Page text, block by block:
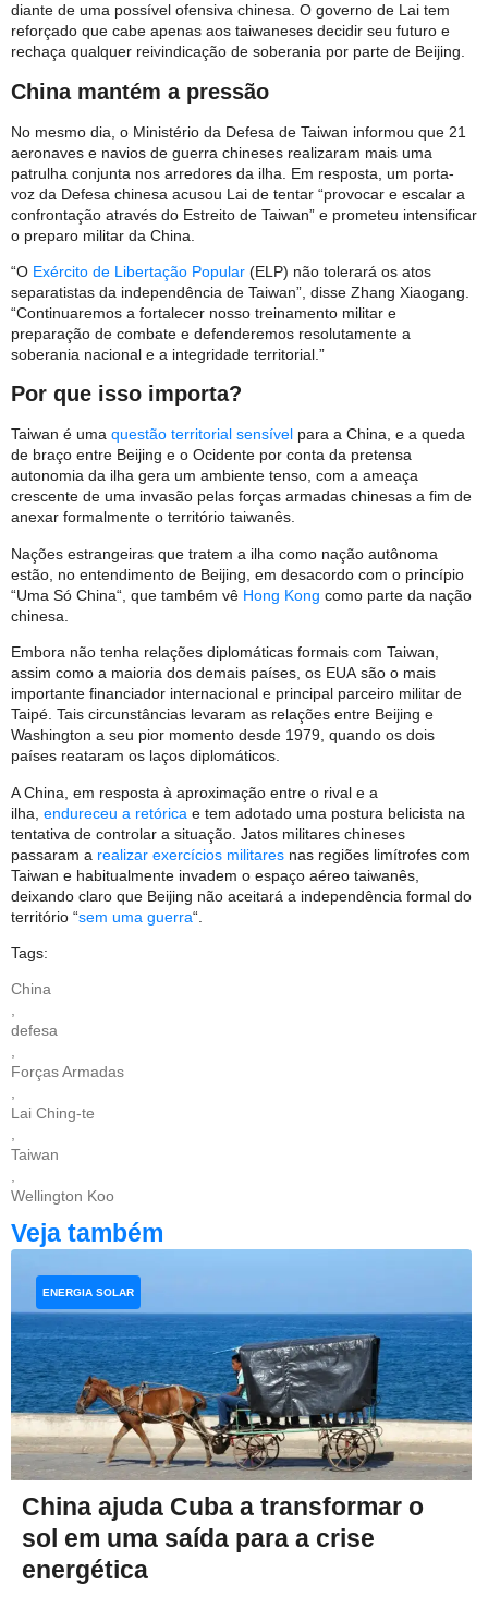
diante de uma possível ofensiva chinesa. O governo de Lai tem
reforçado que cabe apenas aos taiwaneses decidir seu futuro e
rechaça qualquer reivindicação de soberania por parte de Beijing.
China mantém a pressão
No mesmo dia, o Ministério da Defesa de Taiwan informou que 21
aeronaves e navios de guerra chineses realizaram mais uma
patrulha conjunta nos arredores da ilha. Em resposta, um porta-
voz da Defesa chinesa acusou Lai de tentar “provocar e escalar a
confrontação através do Estreito de Taiwan” e prometeu intensificar
o preparo militar da China.
“O Exército de Libertação Popular (ELP) não tolerará os atos
separatistas da independência de Taiwan”, disse Zhang Xiaogang.
“Continuaremos a fortalecer nosso treinamento militar e
preparação de combate e defenderemos resolutamente a
soberania nacional e a integridade territorial.”
Por que isso importa?
Taiwan é uma questão territorial sensível para a China, e a queda
de braço entre Beijing e o Ocidente por conta da pretensa
autonomia da ilha gera um ambiente tenso, com a ameaça
crescente de uma invasão pelas forças armadas chinesas a fim de
anexar formalmente o território taiwanês.
Nações estrangeiras que tratem a ilha como nação autônoma
estão, no entendimento de Beijing, em desacordo com o princípio
“Uma Só China“, que também vê Hong Kong como parte da nação
chinesa.
Embora não tenha relações diplomáticas formais com Taiwan,
assim como a maioria dos demais países, os EUA são o mais
importante financiador internacional e principal parceiro militar de
Taipé. Tais circunstâncias levaram as relações entre Beijing e
Washington a seu pior momento desde 1979, quando os dois
países reataram os laços diplomáticos.
A China, em resposta à aproximação entre o rival e a
ilha, endureceu a retórica e tem adotado uma postura belicista na
tentativa de controlar a situação. Jatos militares chineses
passaram a realizar exercícios militares nas regiões limítrofes com
Taiwan e habitualmente invadem o espaço aéreo taiwanês,
deixando claro que Beijing não aceitará a independência formal do
território “sem uma guerra“.
Tags:
China
,
defesa
,
Forças Armadas
,
Lai Ching-te
,
Taiwan
,
Wellington Koo
Veja também
China ajuda Cuba a transformar o
sol em uma saída para a crise
energética
ENERGIA SOLAR